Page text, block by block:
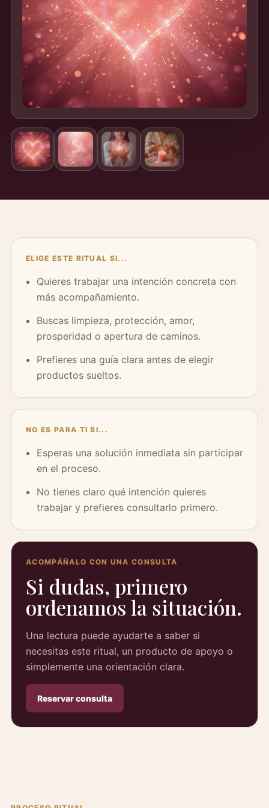
ELIGE ESTE RITUAL SI...
Quieres trabajar una intención concreta con
más acompañamiento.
Buscas limpieza, protección, amor,
prosperidad o apertura de caminos.
Prefieres una guía clara antes de elegir
productos sueltos.
NO ES PARA TI SI...
Esperas una solución inmediata sin participar
en el proceso.
No tienes claro qué intención quieres
trabajar y prefieres consultarlo primero.
ACOMPÁÑALO CON UNA CONSULTA
Si dudas, primero
ordenamos la situación.
Una lectura puede ayudarte a saber si
necesitas este ritual, un producto de apoyo o
simplemente una orientación clara.
Reservar consulta